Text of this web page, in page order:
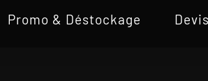
Promo & Déstockage Devis